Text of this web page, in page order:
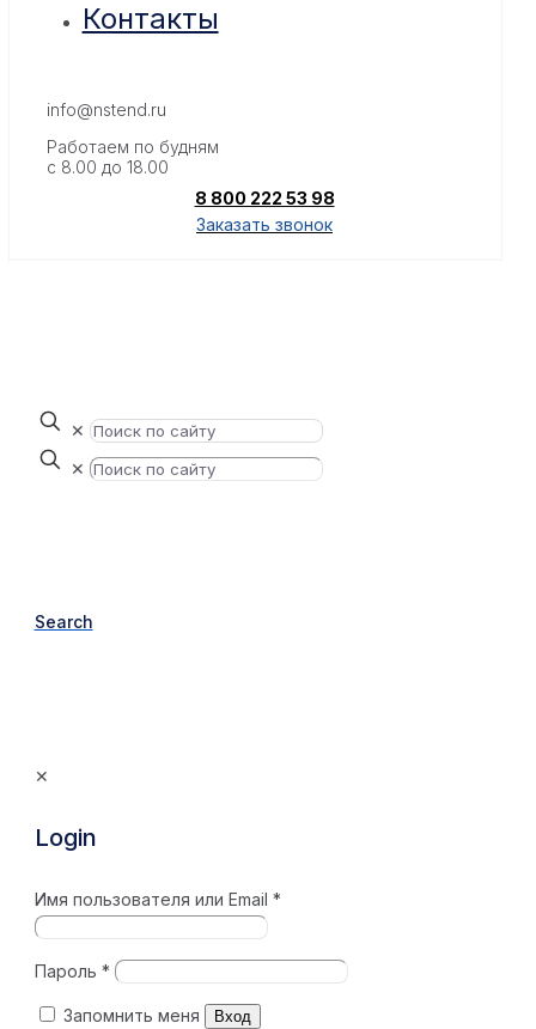
Контакты
info@nstend.ru
Работаем по будням
с 8.00 до 18.00
8 800 222 53 98
Заказать звонок
✕
✕
Search
✕
Login
Имя пользователя или Email *
Пароль *
Запомнить меня Вход